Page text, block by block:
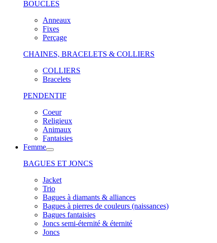
BOUCLES
Anneaux
Fixes
Perçage
CHAINES, BRACELETS & COLLIERS
COLLIERS
Bracelets
PENDENTIF
Coeur
Religieux
Animaux
Fantaisies
Femme
BAGUES ET JONCS
Jacket
Trio
Bagues à diamants & alliances
Bagues à pierres de couleurs (naissances)
Bagues fantaisies
Joncs semi-éternité & éternité
Joncs